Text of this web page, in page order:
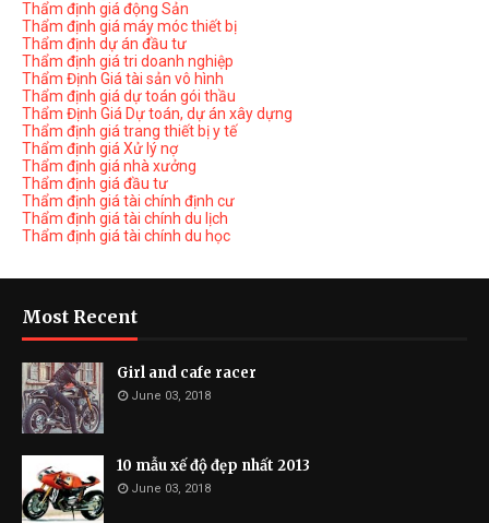
Thẩm định giá động Sản
Thẩm định giá máy móc thiết bị
Thẩm định dự án đầu tư
Thẩm định giá tri doanh nghiệp
Thẩm Định Giá tài sản vô hình
Thẩm định giá dự toán gói thầu
Thẩm Định Giá Dự toán, dự án xây dựng
Thẩm định giá trang thiết bị y tế
Thẩm định giá Xử lý nợ
Thẩm định giá nhà xưởng
Thẩm định giá đầu tư
Thẩm định giá tài chính định cư
Thẩm định giá tài chính du lịch
Thẩm định giá tài chính du học
Most Recent
Girl and cafe racer
June 03, 2018
10 mẫu xế độ đẹp nhất 2013
June 03, 2018